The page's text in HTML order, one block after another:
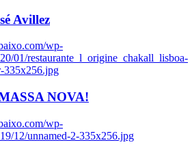
Avillez
wp-
01/restaurante_l_origine_chakall_lisboa-
335x256.jpg
NOVA!
wp-
12/unnamed-2-335x256.jpg